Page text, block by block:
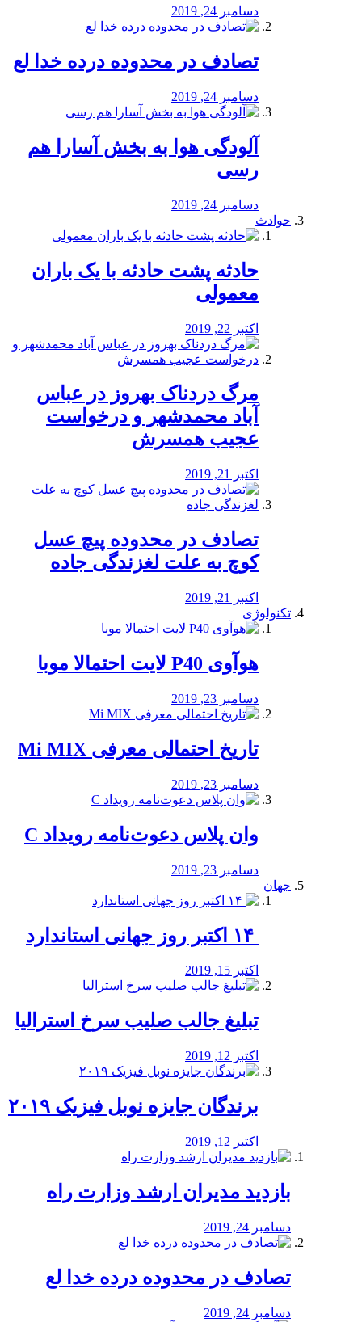
دسامبر 24, 2019
تصادف در محدوده درده خدا لع
دسامبر 24, 2019
آلودگی هوا به بخش آسارا هم
رسی
دسامبر 24, 2019
حوادث
️حادثه پشت حادثه با یک باران
معمولی
اکتبر 22, 2019
مرگ دردناک بهروز در عباس
آباد محمدشهر و درخواست
عجیب همسرش
اکتبر 21, 2019
تصادف در محدوده پیچ عسل
کوچ به علت لغزندگی جاده
اکتبر 21, 2019
تکنولوژی
هوآوی P40 لایت احتمالا موبا
دسامبر 23, 2019
تاریخ احتمالی معرفی Mi MIX
دسامبر 23, 2019
وان پلاس دعوت‌نامه رویداد C
دسامبر 23, 2019
جهان
اکتبر 15, 2019
تبلیغ جالب صلیب سرخ استرالیا
اکتبر 12, 2019
برندگان جایزه نوبل فیزیک ۲۰۱۹
اکتبر 12, 2019
بازدید مدیران ارشد وزارت راه
دسامبر 24, 2019
تصادف در محدوده درده خدا لع
دسامبر 24, 2019